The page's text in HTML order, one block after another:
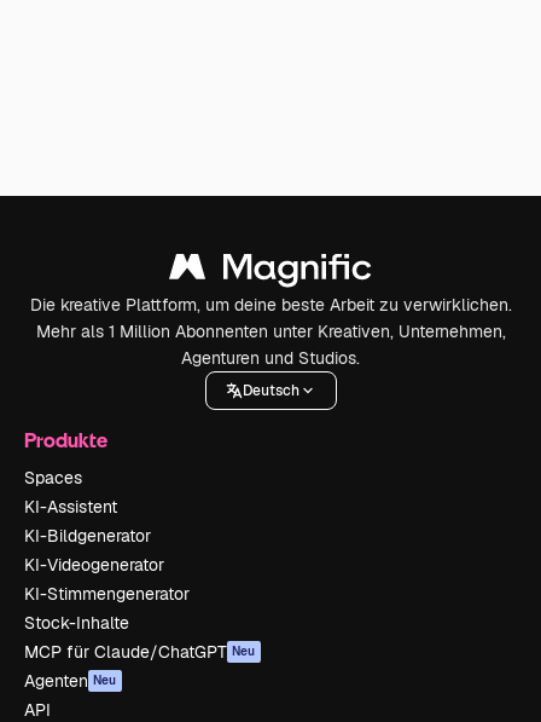
Die kreative Plattform, um deine beste Arbeit zu verwirklichen.
Mehr als 1 Million Abonnenten unter Kreativen, Unternehmen,
Agenturen und Studios.
Deutsch
Produkte
Spaces
KI-Assistent
KI-Bildgenerator
KI-Videogenerator
KI-Stimmengenerator
Stock-Inhalte
MCP für Claude/ChatGPT Neu
Agenten Neu
API